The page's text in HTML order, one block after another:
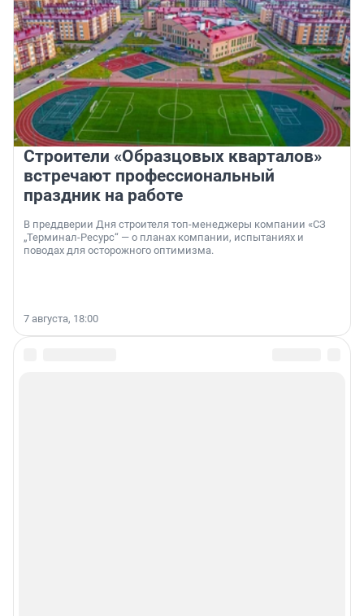
Строители «Образцовых кварталов»
встречают профессиональный
праздник на работе
В преддверии Дня строителя топ-менеджеры компании «СЗ
„Терминал-Ресурс“ — о планах компании, испытаниях и
поводах для осторожного оптимизма.
7 августа, 18:00